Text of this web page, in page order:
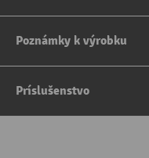
Poznámky k výrobku
Príslušenstvo